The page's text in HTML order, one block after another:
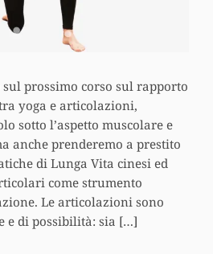
prossimo corso sul rapporto
yoga e articolazioni,
sotto l’aspetto muscolare e
anche prenderemo a prestito
di Lunga Vita cinesi ed
come strumento
Le articolazioni sono
e di possibilità: sia […]